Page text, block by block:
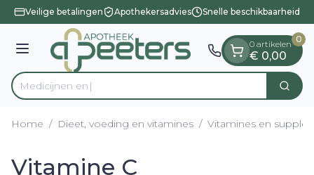
Ga naar de inhoud
1 van 1
Veilige betalingen Apothekersadvies Snelle beschikbaarheid
Menu
Product, merk, categorie... Zoek
0 artikelen
€ 0,00
0
Home / Dieet, voeding en vitamines / Vitamines en
Vitamine C